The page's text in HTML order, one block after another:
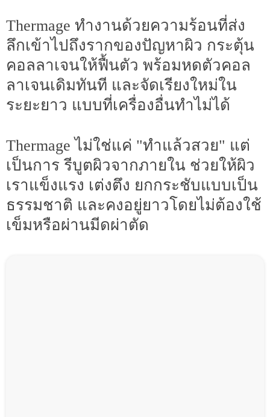
Thermage ทำงานด้วยความร้อนที่ส่ง
ลึกเข้าไปถึงรากของปัญหาผิว กระตุ้น
คอลลาเจนให้ฟื้นตัว พร้อมหดตัวคอล
ลาเจนเดิมทันที และจัดเรียงใหม่ใน
ระยะยาว แบบที่เครื่องอื่นทำไม่ได้
Thermage ไม่ใช่แค่ "ทำแล้วสวย" แต่
เป็นการ รีบูตผิวจากภายใน ช่วยให้ผิว
เราแข็งแรง เต่งตึง ยกกระชับแบบเป็น
ธรรมชาติ และคงอยู่ยาวโดยไม่ต้องใช้
เข็มหรือผ่านมีดผ่าตัด